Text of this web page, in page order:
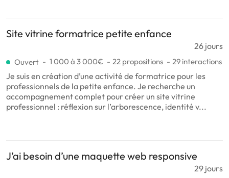
Site vitrine formatrice petite enfance
26 jours
Ouvert 1 000 à 3 000€ 22 propositions 29 interactions
Je suis en création d’une activité de formatrice pour les
professionnels de la petite enfance. Je recherche un
accompagnement complet pour créer un site vitrine
professionnel : réflexion sur l’arborescence, identité v...
J’ai besoin d’une maquette web responsive
29 jours